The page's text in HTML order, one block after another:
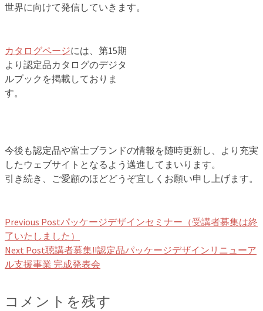
世界に向けて発信していきます。
カタログページには、第15期
より認定品カタログのデジタ
ルブックを掲載しておりま
す。
今後も認定品や富士ブランドの情報を随時更新し、より充実
したウェブサイトとなるよう邁進してまいります。
引き続き、ご愛顧のほどどうぞ宜しくお願い申し上げます。
Previous Postパッケージデザインセミナー（受講者募集は終
了いたしました）
Next Post聴講者募集!!認定品パッケージデザインリニューア
ル支援事業 完成発表会
コメントを残す